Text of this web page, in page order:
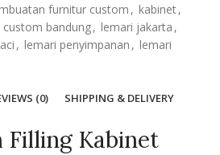
furnitur custom , kabinet,
custom bandung, lemari jakarta ,
, lemari penyimpanan , lemari
(0) SHIPPING & DELIVERY
Filling Kabinet